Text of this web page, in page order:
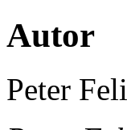
Autor
Peter